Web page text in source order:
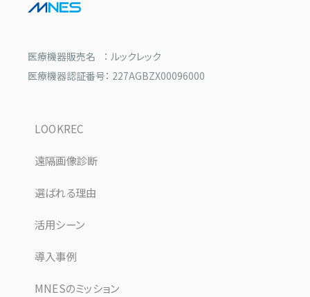
医療機器販売名 ： ルックレック
医療機器認証番号： 227AGBZX00096000
LOOKREC
遠隔画像診断
選ばれる理由
活用シーン
導入事例
MNESのミッション